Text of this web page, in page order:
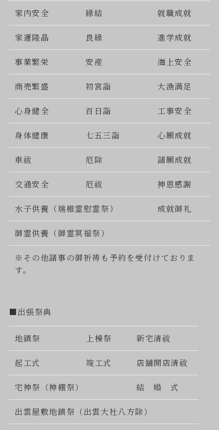
家内安全 縁結 就職成就
家運隆晶 良縁 進学成就
事業繁栄 安産 海上安全
商売繁盛 初宮詣 大漁満足
心身健全 百日詣 工事安全
身体健康 七五三詣 心願成就
車祓 厄除 諸願成就
交通安全 厄祓 神恩感謝
水子供養（瑞稚霊慰霊祭） 成就御礼
御霊供養（御霊冥福祭）
※その他諸事の御祈祷も予約を受付けておりま
す。
■出張祭典
地鎮祭 上棟祭 新宅清祓
起工式 竣工式 店舗開店清祓
宅神祭（神棚祭） 結 婚 式
出雲屋敷地鎮祭（出雲大社八方除）